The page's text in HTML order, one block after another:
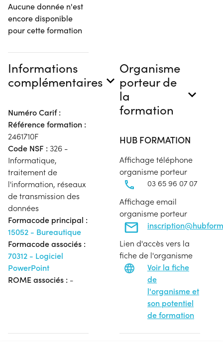
Aucune donnée n'est
encore disponible
pour cette formation
Informations
complémentaires
Numéro Carif :
Référence formation :
2461710F
Code NSF : 326 -
Informatique,
traitement de
l'information, réseaux
de transmission des
données
Formacode principal :
15052 - Bureautique
Formacode associés :
70312 - Logiciel
PowerPoint
ROME associés : -
Organisme
porteur de
la
formation
HUB FORMATION
Affichage téléphone
organisme porteur
03 65 96 07 07
Affichage email
organisme porteur
Lien d'accès vers la
fiche de l'organisme
Voir la fiche
de
l'organisme et
son potentiel
de formation